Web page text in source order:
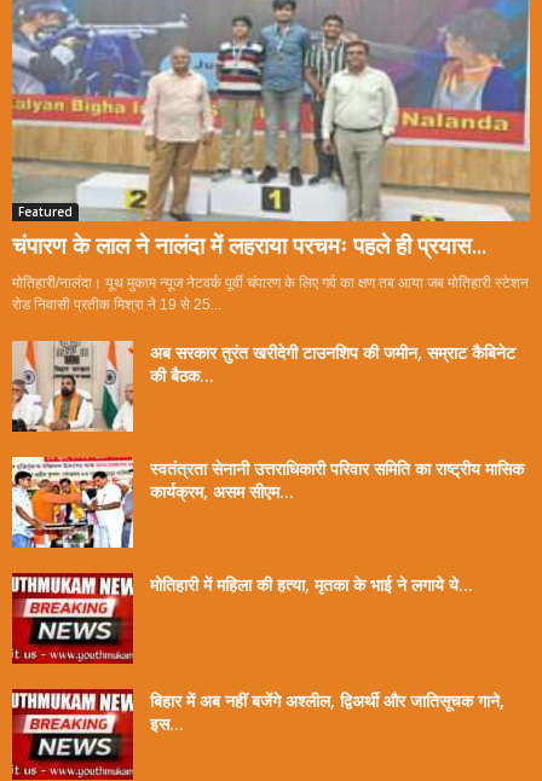
Featured
चंपारण के लाल ने नालंदा में लहराया परचमः पहले ही प्रयास...
मोतिहारी/नालंदा। यूथ मुकाम न्यूज नेटवर्क पूर्वी चंपारण के लिए गर्व का क्षण तब आया जब मोतिहारी स्टेशन
रोड निवासी प्रतीक मिश्रा ने 19 से 25...
अब सरकार तुरंत खरीदेगी टाउनशिप की जमीन, सम्राट कैबिनेट
की बैठक...
स्वतंत्रता सेनानी उत्तराधिकारी परिवार समिति का राष्ट्रीय मासिक
कार्यक्रम, असम सीएम...
मोतिहारी में महिला की हत्या, मृतका के भाई ने लगाये ये...
बिहार में अब नहीं बजेंगे अश्लील, द्विअर्थी और जातिसूचक गाने,
इस...